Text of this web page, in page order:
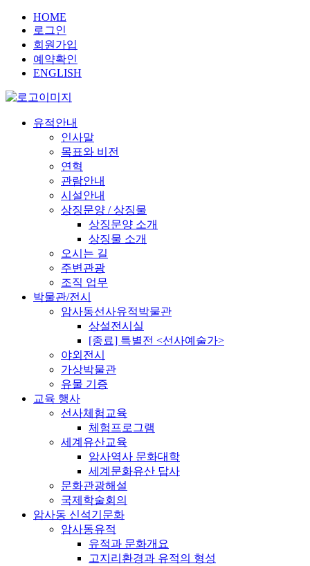
HOME
로그인
회원가입
예약확인
ENGLISH
유적안내
인사말
목표와 비전
연혁
관람안내
시설안내
상징문양 / 상징물
상징문양 소개
상징물 소개
오시는 길
주변관광
조직 업무
박물관/전시
암사동선사유적박물관
상설전시실
[종료] 특별전 <선사예술가>
야외전시
가상박물관
유물 기증
교육 행사
선사체험교육
체험프로그램
세계유산교육
암사역사 문화대학
세계문화유산 답사
문화관광해설
국제학술회의
암사동 신석기문화
암사동유적
유적과 문화개요
고지리환경과 유적의 형성